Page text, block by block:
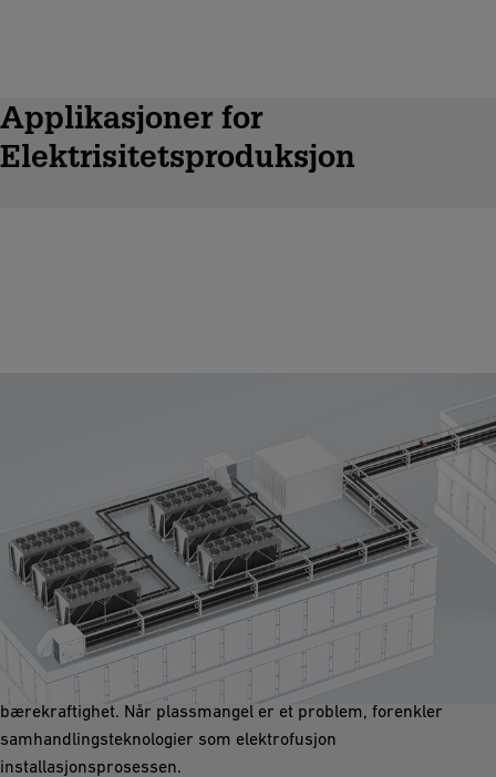
Applikasjoner for
Elektrisitetsproduksjon
Klimaanlegg (HVAC)
Vi tilbyr høytytende rørsystemer for distribusjon av oppvarmet
og nedkjølt vann i klimatiseringsapplikasjoner. Disse systemene
oppfyller de nyeste bygningsstandardene med hensyn til
bærekraftighet. Når plassmangel er et problem, forenkler
samhandlingsteknologier som elektrofusjon
installasjonsprosessen.